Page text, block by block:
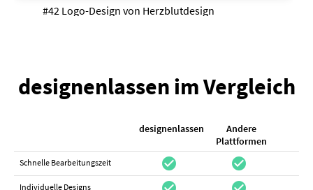
#42 Logo-Design von Herzblutdesign
designenlassen im Vergleich
designenlassen
Andere
Plattformen
Schnelle Bearbeitungszeit check_circle check_circle
Individuelle Designs